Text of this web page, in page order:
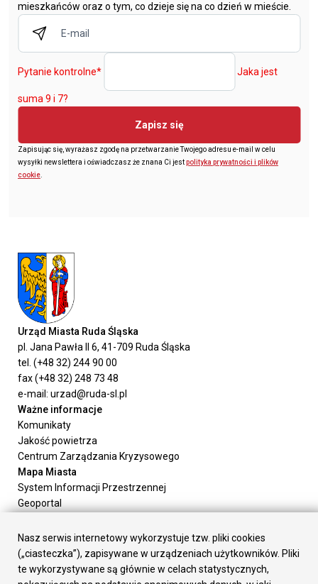
mieszkańców oraz o tym, co dzieje się na co dzień w mieście.
Pytanie kontrolne* Jaka jest
suma 9 i 7?
Zapisz się
Zapisując się, wyrażasz zgodę na przetwarzanie Twojego adresu e-mail w celu
wysyłki newslettera i oświadczasz że znana Ci jestpolityka prywatności i plików
cookie
Urząd Miasta Ruda Śląska
pl. Jana Pawła II 6, 41-709 Ruda Śląska
tel. (+48 32) 244 90 00
fax (+48 32) 248 73 48
e-mail: urzad@ruda-sl.pl
Ważne informacje
Komunikaty
Jakość powietrza
Centrum Zarządzania Kryzysowego
Mapa Miasta
System Informacji Przestrzennej
Geoportal
Załatw sprawę
Prezydent Miasta
Rada Miasta
Wydziały
Nasz serwis internetowy wykorzystuje tzw. pliki cookies
(„ciasteczka”), zapisywane w urządzeniach użytkowników. Pliki
te wykorzystywane są głównie w celach statystycznych,